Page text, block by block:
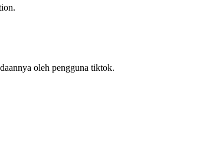
oleh pengguna tiktok.